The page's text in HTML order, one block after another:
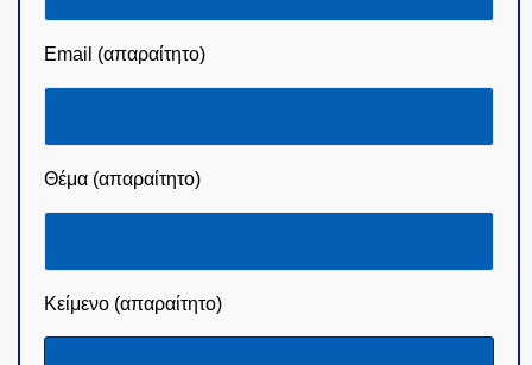
Email (απαραίτητο)
Θέμα (απαραίτητο)
Κείμενο (απαραίτητο)